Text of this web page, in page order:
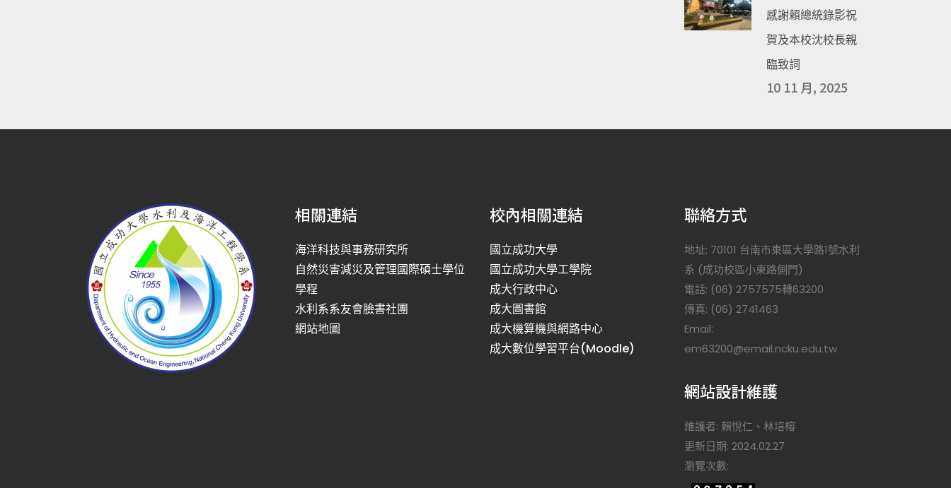
感謝賴總統錄影祝
賀及本校沈校長親
臨致詞
10 11 月, 2025
相關連結
海洋科技與事務研究所
自然災害減災及管理國際碩士學位
學程
水利系系友會臉書社團
網站地圖
校內相關連結
國立成功大學
國立成功大學工學院
成大行政中心
成大圖書館
成大機算機與網路中心
成大數位學習平台(Moodle)
聯絡方式
地址: 70101 台南市東區大學路1號水利
系 (成功校區小東路側門)
電話: (06) 2757575轉63200
傳真: (06) 2741463
Email:
em63200@email.ncku.edu.tw
網站設計維護
維護者: 賴悅仁、林培榕
更新日期: 2024.02.27
瀏覽次數: